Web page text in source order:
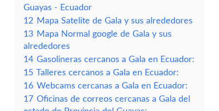
Guayas - Ecuador
12 Mapa Satelite de Gala y sus alrededores
13 Mapa Normal google de Gala y sus
alrededores
14 Gasolineras cercanos a Gala en Ecuador:
15 Talleres cercanos a Gala en Ecuador:
16 Webcams cercanas a Gala en Ecuador:
17 Oficinas de correos cercanas a Gala del